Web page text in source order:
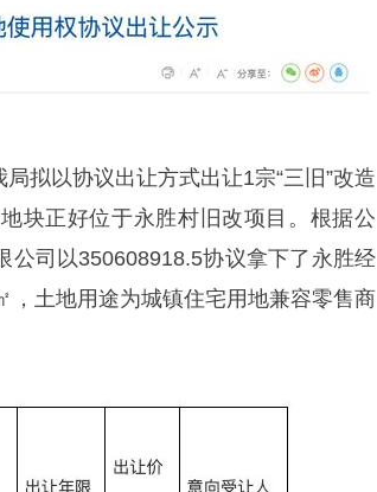
拟以协议出让方式出让1宗“三旧”改造
块正好位于永胜村旧改项目。根据公
公司以350608918.5协议拿下了永胜经
土地用途为城镇住宅用地兼容零售商